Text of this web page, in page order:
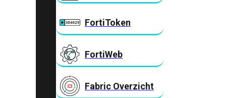
FortiToken
FortiWeb
Fabric Overzicht